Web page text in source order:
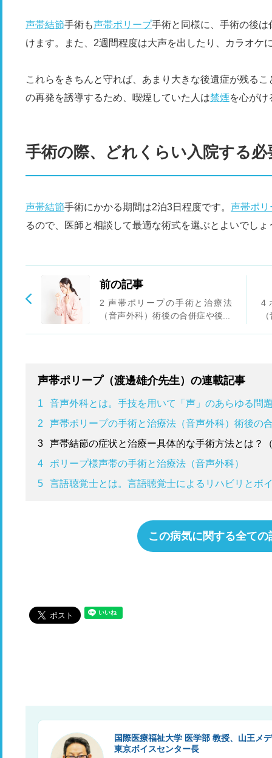
声帯結節手術も声帯ポリープ手術と同様に、手術の後
けます。また、2週間程度は大声を出したり、カラオケ
これらをきちんと守れば、あまり大きな後遺症が残る
の再発を誘導するため、喫煙していた人は禁煙を心がけ
手術の際、どれくらい入院する
声帯結節手術にかかる期間は2泊3日程度です。 声帯ポリ
るので、医師と相談して最適な術式を選ぶとよいでしょ
前の記事
2 声帯ポリープの手術と治療法
（音声外科）術後の合併症や後遺
4
声帯ポリープ（渡邊雄介先生）の連載記事
1
音声外科とは。手技を用いて「声」のあらゆる問
2
声帯ポリープの手術と治療法（音声外科）術後の
3
声帯結節の症状と治療ー具体的な手術方法とは？
4
ポリープ様声帯の手術と治療法（音声外科）
5
言語聴覚士とは。言語聴覚士によるリハビリとボ
この病気に関する全て
国際医療福祉大学 医学部 教授、山王メ
東京ボイスセンター長